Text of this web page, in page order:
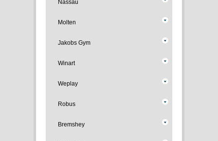
Nassau
Molten
Jakobs Gym
Winart
Weplay
Robus
Bremshey